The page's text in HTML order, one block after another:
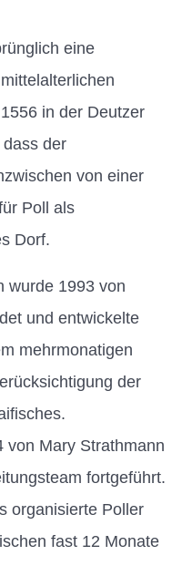
eine
in der Deutzer
der
von einer
Poll als
Dorf.
wurde 1993 von
und entwickelte
mehrmonatigen
der
von Mary Strathmann
fortgeführt.
organisierte Poller
fast 12 Monate